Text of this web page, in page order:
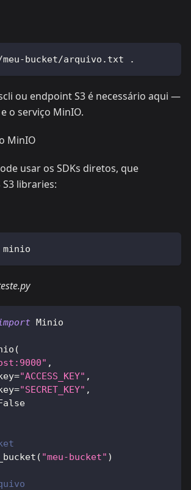
bucket/arquivo.txt .
ou endpoint S3 é necessário aqui —
o serviço MinIO.
MinIO
usar os SDKs diretos, que
S3 libraries:
Minio
(
,
="ACCESS_KEY" ,
="SECRET_KEY" ,
( "meu-bucket" )